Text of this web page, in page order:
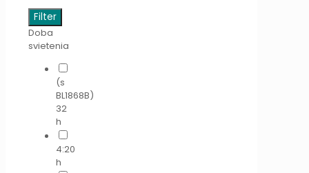
Filter
Doba
svietenia
(s
BL1868B)
32
h
4:20
h